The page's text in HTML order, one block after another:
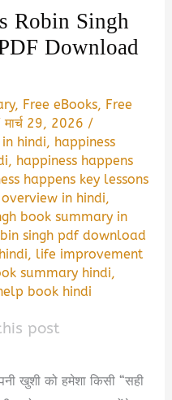
Robin Singh
Download
, Free eBooks, Free
मार्च 29, 2026 /
hindi, happiness
, happiness happens
happens key lessons
in hindi,
book summary in
singh pdf download
, life improvement
summary hindi,
book hindi
post
खुशी को हमेशा किसी “सही